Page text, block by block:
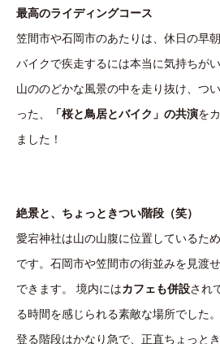
最高のライディングコース
笠間市や石岡市のあたりは、休日の早
バイクで疾走するには本当に気持ちが
山ののどかな風景の中を走り抜け、つ
った、 「桜と鳥居とバイク」の共演を
ました！
絶景と、ちょっときつい階段（笑）
愛宕神社は山の山腹に位置しているた
です。石岡市や笠間市の街並みを見渡
できます。 境内にはカフェも併設され
る時間を感じられる素敵な場所でした
登る階段はかなり急で、正直ちょっと